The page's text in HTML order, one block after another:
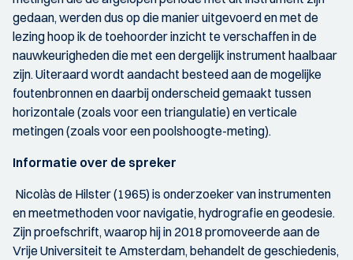
gedaan, werden dus op die manier uitgevoerd en met de
lezing hoop ik de toehoorder inzicht te verschaffen in de
nauwkeurigheden die met een dergelijk instrument haalbaar
zijn. Uiteraard wordt aandacht besteed aan de mogelijke
foutenbronnen en daarbij onderscheid gemaakt tussen
horizontale (zoals voor een triangulatie) en verticale
metingen (zoals voor een poolshoogte-meting).
Informatie over de spreker
Nicolàs de Hilster (1965) is onderzoeker van instrumenten
en meetmethoden voor navigatie, hydrografie en geodesie.
Zijn proefschrift, waarop hij in 2018 promoveerde aan de
Vrije Universiteit te Amsterdam, behandelt de geschiedenis,